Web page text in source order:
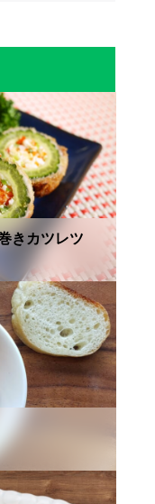
きカツレツ